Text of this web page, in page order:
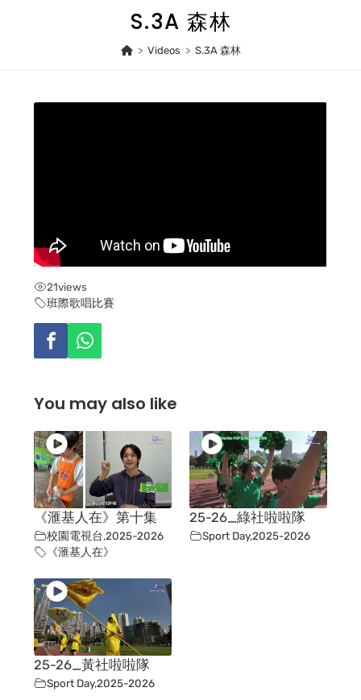
S.3A 森林
> Videos > S.3A 森林
21views
班際歌唱比賽
You may also like
《滙基人在》第十集
校園電視台,2025-2026
《滙基人在》
25-26_綠社啦啦隊
Sport Day,2025-2026
25-26_黃社啦啦隊
Sport Day,2025-2026